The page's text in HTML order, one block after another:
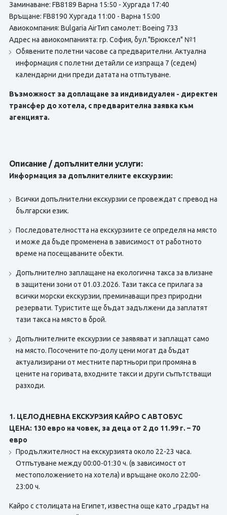
Заминаване: FB8189 Варна 15:50 - Хургада 17:40
Връщане: FB8190 Хургада 11:00 - Варна 15:00
Авиокомпания: Bulgaria AirТип самолет: Boeing 733
Адрес на авиокомпанията: гр. София, бул."Брюксел" №1
Обявените полетни часове са предварителни. Актуална
информация с полетни детайли се изпраща 7 (седем)
календарни дни преди датата на отпътуване.
Възможност за доплащане за индивидуален - директен
трансфер до хотела, с предварителна заявка към
агенцията.
Описание / допълнителни услуги:
Информация за допълнителните екскурзии:
Всички допълнителни екскурзии се провеждат с превод на
български език.
Последователността на екскурзиите се определя на място
и може да бъде променена в зависимост от работното
време на посещаваните обекти.
Допълнително заплащане на екологична такса за влизане
в защитени зони от 01.03.2026. Тази такса се прилага за
всички морски екскурзии, преминаващи през природни
резервати. Туристите ще бъдат задължени да заплатят
тази такса на място в брой.
Допълнителните екскурзии се заявяват и заплащат само
на място. Посочените по-долу цени могат да бъдат
актуализирани от местните партньори при промяна в
цените на горивата, входните такси и други съпътстващи
разходи.
1. ЦЕЛОДНЕВНА ЕКСКУРЗИЯ КАЙРО С АВТОБУС
ЦЕНА: 130 евро на човек, за деца от 2 до 11.99 г. – 70
евро
Продължителност на екскурзията около 22-23 часа.
Отпътуване между 00:00-01:30 ч. (в зависимост от
местоположението на хотела) и връщане около 22:00-
23:00 ч.
Кайро с столицата на Египет, известна още като „градът на